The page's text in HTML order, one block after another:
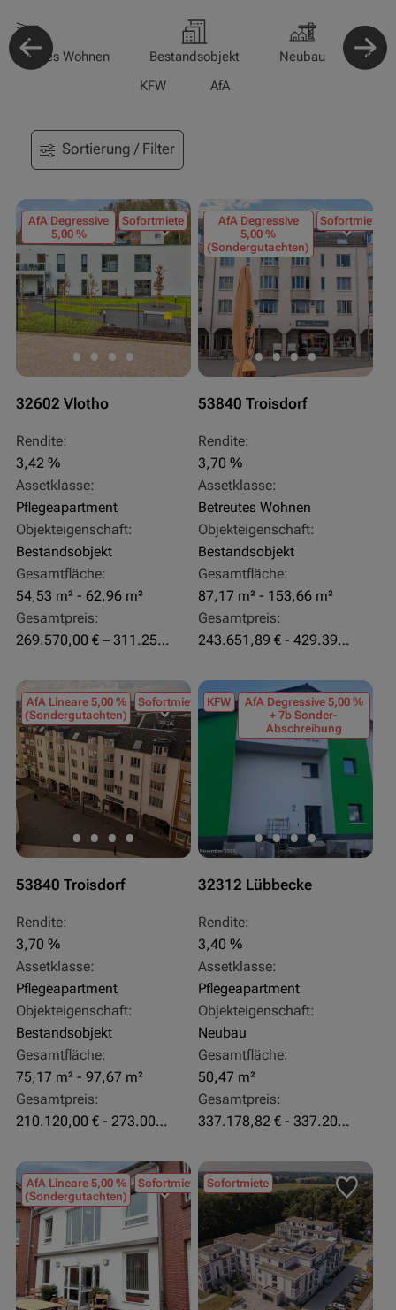
Wohnen Bestandsobjekt Neubau
KFW
AfA
Sortierung / Filter
AfA Degressive
5,00 %
Sofortmiete
32602 Vlotho
Rendite:
3,42 %
Assetklasse:
Pflegeapartment
Objekteigenschaft:
Bestandsobjekt
Gesamtfläche:
54,53 m² - 62,96 m²
Gesamtpreis:
269.570,00 € – 311.250,00 €
AfA Degressive
5,00 %
(Sondergutachten)
Sofortmiete
53840 Troisdorf
Rendite:
3,70 %
Assetklasse:
Betreutes Wohnen
Objekteigenschaft:
Bestandsobjekt
Gesamtfläche:
87,17 m² - 153,66 m²
Gesamtpreis:
243.651,89 € - 429.392,43 €
AfA Lineare 5,00 %
(Sondergutachten)
Sofortmiete
53840 Troisdorf
Rendite:
3,70 %
Assetklasse:
Pflegeapartment
Objekteigenschaft:
Bestandsobjekt
Gesamtfläche:
75,17 m² - 97,67 m²
Gesamtpreis:
210.120,00 € - 273.003,24 €
KFW
AfA Degressive 5,00 %
+ 7b Sonder-
Abschreibung
32312 Lübbecke
Rendite:
3,40 %
Assetklasse:
Pflegeapartment
Objekteigenschaft:
Neubau
Gesamtfläche:
50,47 m²
Gesamtpreis:
337.178,82 € - 337.207,06 €
AfA Lineare 5,00 %
(Sondergutachten)
Sofortmiete Sofortmiete